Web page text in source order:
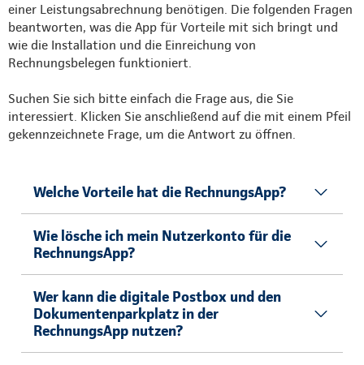
einer Leistungsabrechnung benötigen. Die folgenden Fragen
beantworten, was die App für Vorteile mit sich bringt und
wie die Installation und die Einreichung von
Rechnungsbelegen funktioniert.
Suchen Sie sich bitte einfach die Frage aus, die Sie
interessiert. Klicken Sie anschließend auf die mit einem Pfeil
gekennzeichnete Frage, um die Antwort zu öffnen.
Welche Vorteile hat die RechnungsApp?
Wie lösche ich mein Nutzerkonto für die
RechnungsApp?
Wer kann die digitale Postbox und den
Dokumentenparkplatz in der
RechnungsApp nutzen?